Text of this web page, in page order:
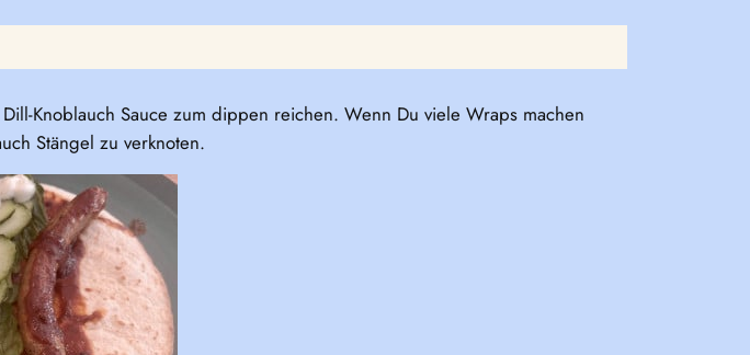
Knoblauch Sauce zum dippen reichen. Wenn Du viele Wraps machen
Stängel zu verknoten.